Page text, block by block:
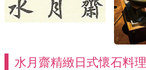
水月齋精緻日式懷石料理